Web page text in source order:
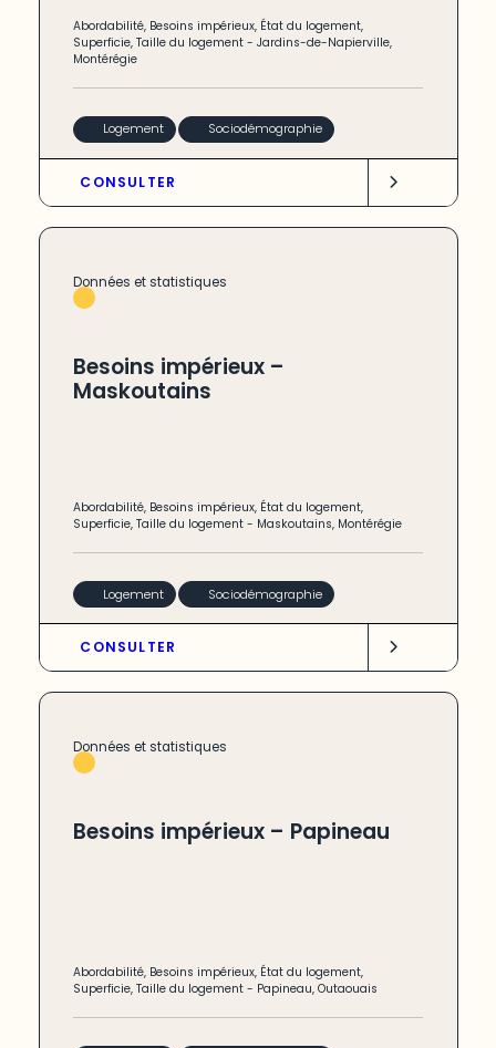
Abordabilité, Besoins impérieux, État du logement,
Superficie,Taille du logement -Jardins-de-Napierville,
Montérégie
Logement Sociodémographie
CONSULTER
Données et statistiques
Besoins impérieux –
Maskoutains
Abordabilité, Besoins impérieux, État du logement,
Superficie,Taille du logement - Maskoutains, Montérégie
Logement Sociodémographie
CONSULTER
Données et statistiques
Besoins impérieux – Papineau
Abordabilité, Besoins impérieux, État du logement,
Superficie,Taille du logement - Papineau,Outaouais